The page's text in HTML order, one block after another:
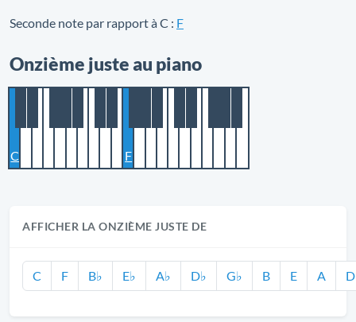
Seconde note par rapport à C : F
Onzième juste au piano
C F
AFFICHER LA ONZIÈME JUSTE DE
C F B♭ E♭ A♭ D♭ G♭ B E A D